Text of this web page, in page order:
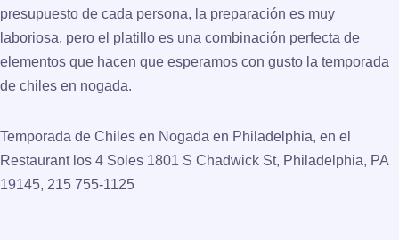
presupuesto de cada persona, la preparación es muy
laboriosa, pero el platillo es una combinación perfecta de
elementos que hacen que esperamos con gusto la temporada
de chiles en nogada.
Temporada de Chiles en Nogada en Philadelphia, en el
Restaurant los 4 Soles 1801 S Chadwick St, Philadelphia, PA
19145, 215 755-1125